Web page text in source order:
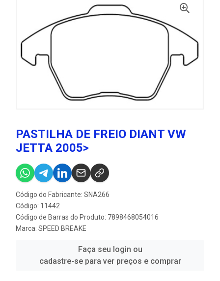
PASTILHA DE FREIO DIANT VW
JETTA 2005>
Código do Fabricante: SNA266
Código: 11442
Código de Barras do Produto: 7898468054016
Marca: SPEED BREAKE
Faça seu login ou
cadastre-se para ver preços e comprar